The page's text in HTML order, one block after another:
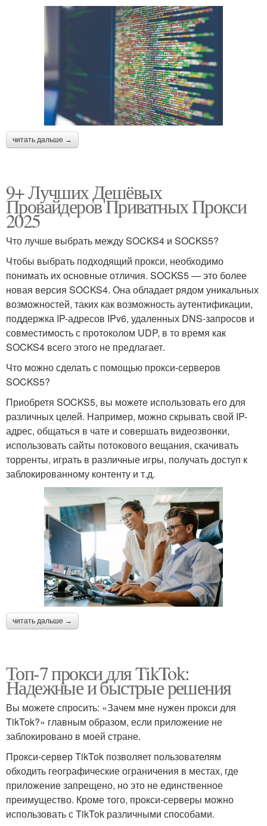
читать дальше →
9+ Лучших Дешёвых
Провайдеров Приватных Прокси
2025
Что лучше выбрать между SOCKS4 и SOCKS5?
Чтобы выбрать подходящий прокси, необходимо
понимать их основные отличия. SOCKS5 — это более
новая версия SOCKS4. Она обладает рядом уникальных
возможностей, таких как возможность аутентификации,
поддержка IP-адресов IPv6, удаленных DNS-запросов и
совместимость с протоколом UDP, в то время как
SOCKS4 всего этого не предлагает.
Что можно сделать с помощью прокси-серверов
SOCKS5?
Приобретя SOCKS5, вы можете использовать его для
различных целей. Например, можно скрывать свой IP-
адрес, общаться в чате и совершать видеозвонки,
использовать сайты потокового вещания, скачивать
торренты, играть в различные игры, получать доступ к
заблокированному контенту и т.д.
читать дальше →
Топ-7 прокси для TikTok:
Надежные и быстрые решения
Вы можете спросить: «Зачем мне нужен прокси для
TikTok?» главным образом, если приложение не
заблокировано в моей стране.
Прокси-сервер TikTok позволяет пользователям
обходить географические ограничения в местах, где
приложение запрещено, но это не единственное
преимущество. Кроме того, прокси-серверы можно
использовать с TikTok различными способами.